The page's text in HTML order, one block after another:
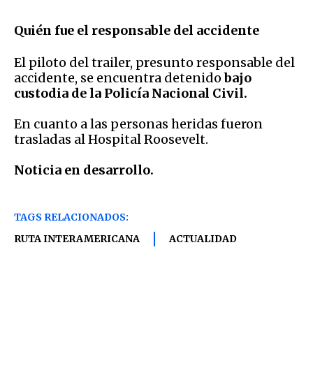
Quién fue el responsable del accidente
El piloto del trailer, presunto responsable del
accidente, se encuentra detenidobajo
custodia de la Policía Nacional Civil.
En cuanto a las personas heridas fueron
trasladas al Hospital Roosevelt.
Noticia en desarrollo.
TAGS RELACIONADOS:
RUTA INTERAMERICANA
ACTUALIDAD